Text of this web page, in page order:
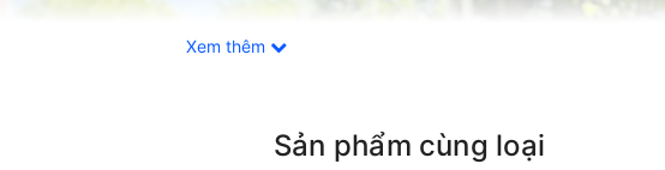
Xem thêm
Sản phẩm cùng loại